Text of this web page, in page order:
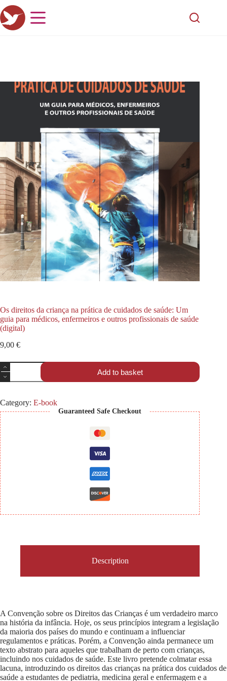
Os direitos da criança na prática de cuidados de saúde: Um
guia para médicos, enfermeiros e outros profissionais de saúde
(digital)
9,00 €
Add to basket
Category: E-book
Guaranteed Safe Checkout
Description
A Convenção sobre os Direitos das Crianças é um verdadeiro marco
na história da infância. Hoje, os seus princípios integram a legislação
da maioria dos países do mundo e continuam a influenciar
regulamentos e práticas. Porém, a Convenção ainda permanece um
texto abstrato para aqueles que trabalham de perto com crianças,
incluindo nos cuidados de saúde. Este livro pretende colmatar essa
lacuna, introduzindo os direitos das crianças na prática dos cuidados de
saúde a estudantes de pediatria, medicina geral e enfermagem e a